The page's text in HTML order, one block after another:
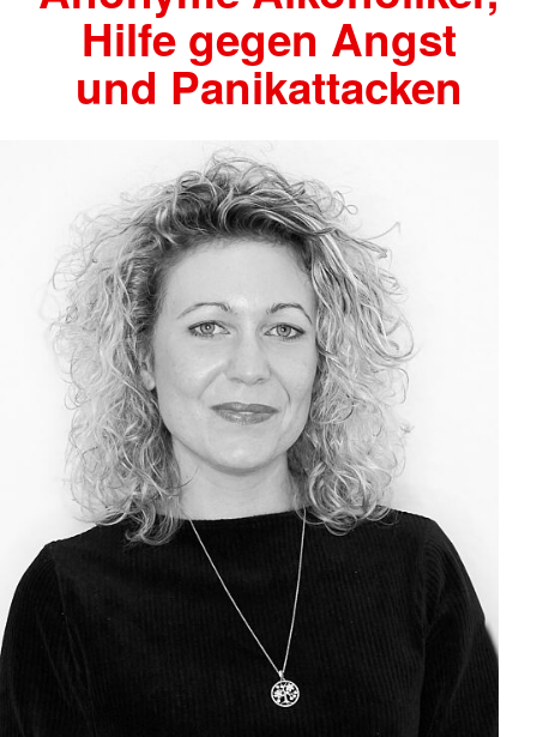
Hilfe gegen Angst
und Panikattacken